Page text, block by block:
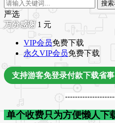
搜
严选
1 元
VIP会员免费下载
永久VIP会员免费下载
支持游客免登录付款下载省事
单个收费只为方便懒人下